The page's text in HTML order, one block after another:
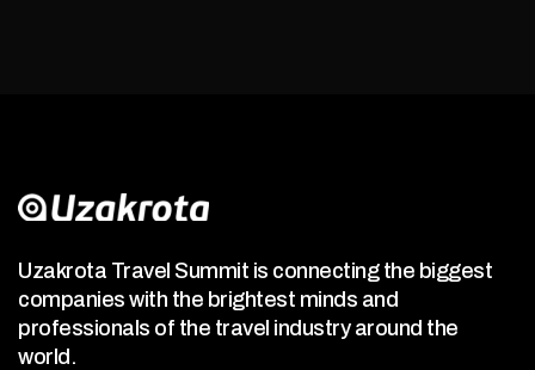
Uzakrota Travel Summit is connecting the biggest
companies with the brightest minds and
professionals of the travel industry around the
world.